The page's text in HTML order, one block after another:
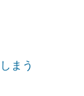
まう